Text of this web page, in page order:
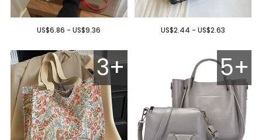
US$6.86 - US$9.36 US$2.44 - US$2.63
3+ 5+